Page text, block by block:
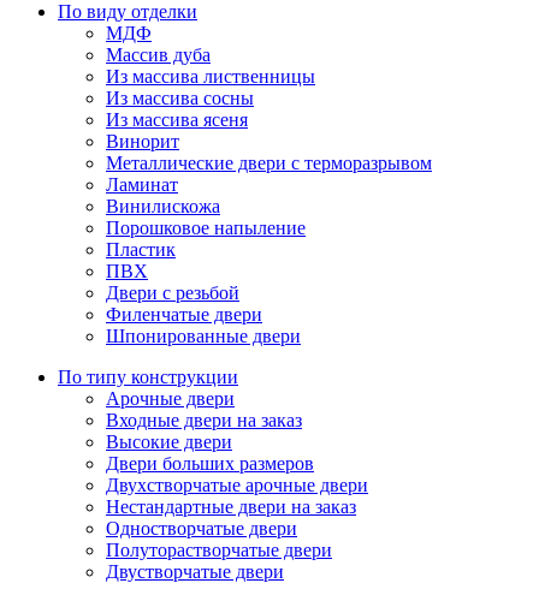
По виду отделки
МДФ
Массив дуба
Из массива лиственницы
Из массива сосны
Из массива ясеня
Винорит
Металлические двери с терморазрывом
Ламинат
Винилискожа
Порошковое напыление
Пластик
ПВХ
Двери с резьбой
Филенчатые двери
Шпонированные двери
По типу конструкции
Арочные двери
Входные двери на заказ
Высокие двери
Двери больших размеров
Двухстворчатые арочные двери
Нестандартные двери на заказ
Одностворчатые двери
Полуторастворчатые двери
Двустворчатые двери